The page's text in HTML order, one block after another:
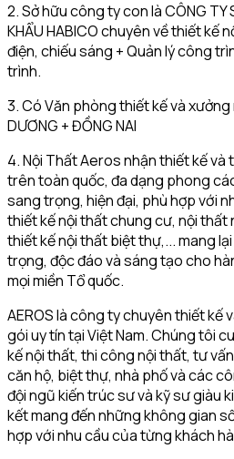
2. Sở hữu công ty con là CÔNG TY
KHẨU HABICO chuyên về thiết kế
điện, chiếu sáng + Quản lý công
trình.
3. Có Văn phòng thiết kế và xưởng
DƯƠNG + ĐỒNG NAI
4. Nội Thất Aeros nhận thiết kế
trên toàn quốc, đa dạng phong
sang trọng, hiện đại, phù hợp với
thiết kế nội thất chung cư, nội thất
thiết kế nội thất biệt thự,... mang
trọng, độc đáo và sáng tạo cho
mọi miền Tổ quốc.
AEROS là công ty chuyên thiết kế
gói uy tín tại Việt Nam. Chúng tôi
kế nội thất, thi công nội thất, tư
căn hộ, biệt thự, nhà phố và các
đội ngũ kiến trúc sư và kỹ sư giàu
kết mang đến những không gian
hợp với nhu cầu của từng khách